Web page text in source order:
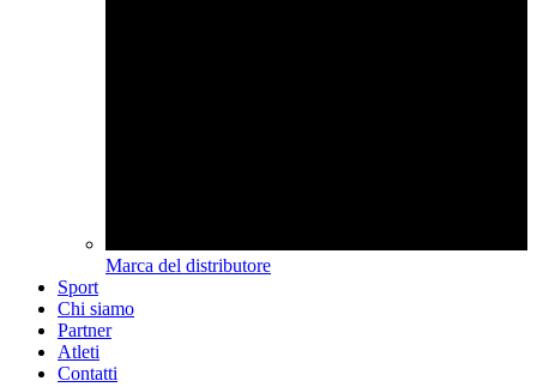
Marca del distributore
Sport
Chi siamo
Partner
Atleti
Contatti